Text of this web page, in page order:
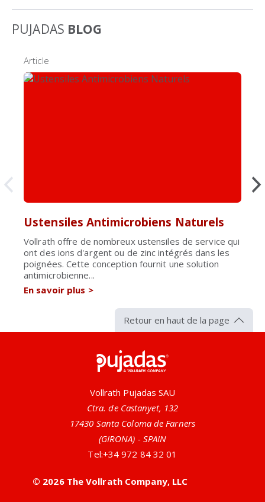
PUJADAS BLOG
Article
Ustensiles Antimicrobiens Naturels
Vollrath offre de nombreux ustensiles de service qui
ont des ions d'argent ou de zinc intégrés dans les
poignées. Cette conception fournit une solution
antimicrobienne...
En savoir plus >
Retour en haut de la page
Vollrath Pujadas SAU
Ctra. de Castanyet, 132
17430 Santa Coloma de Farners
(GIRONA) - SPAIN
Tel:+34 972 84 32 01
© 2026 The Vollrath Company, LLC